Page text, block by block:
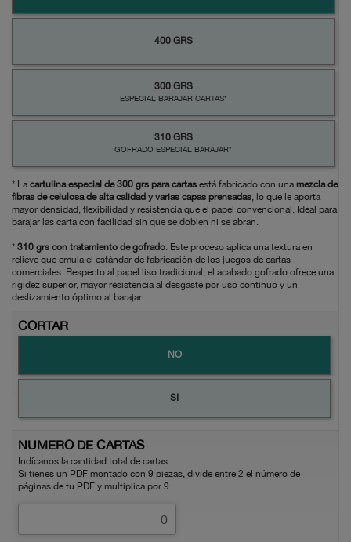
400 GRS
300 GRS
ESPECIAL BARAJAR CARTAS*
310 GRS
GOFRADO ESPECIAL BARAJAR*
* La cartulina especial de 300 grs para cartas está fabricado con una mezcla de
fibras de celulosa de alta calidad y varias capas prensadas, lo que le aporta
mayor densidad, flexibilidad y resistencia que el papel convencional. Ideal para
barajar las carta con facilidad sin que se doblen ni se abran.
* 310 grs con tratamiento de gofrado. Este proceso aplica una textura en
relieve que emula el estándar de fabricación de los juegos de cartas
comerciales. Respecto al papel liso tradicional, el acabado gofrado ofrece una
rigidez superior, mayor resistencia al desgaste por uso continuo y un
deslizamiento óptimo al barajar.
CORTAR
NO
SI
NUMERO DE CARTAS
Indícanos la cantidad total de cartas.
Si tienes un PDF montado con 9 piezas, divide entre 2 el número de
páginas de tu PDF y multiplica por 9.